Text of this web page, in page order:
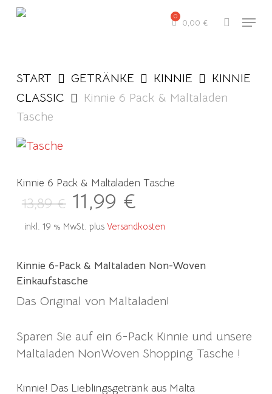
Skip
0,00 € search
Menu
START GETRÄNKE KINNIE
KINNIE
CLASSIC
Kinnie 6 Pack & Maltaladen
Tasche
Kinnie 6 Pack & Maltaladen Tasche
13,89€ Ursprünglicher Preis war: 13,89 €
11,99 €
inkl. 19 % MwSt. plus Versandkosten
Kinnie 6-Pack & Maltaladen Non-Woven
Einkaufstasche
Das Original von Maltaladen!
Sparen Sie auf ein 6-Pack Kinnie und unsere
Maltaladen NonWoven Shopping Tasche !
Kinnie! Das Lieblingsgetränk aus Malta